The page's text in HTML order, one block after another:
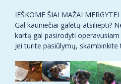
IEŠKOME ŠIAI MAŽAI
Gal kauniečiai galėtų atsiliepti?
kartą gal pasirodyti operavusiam
Jei turite pasiūlymų, skambinkite